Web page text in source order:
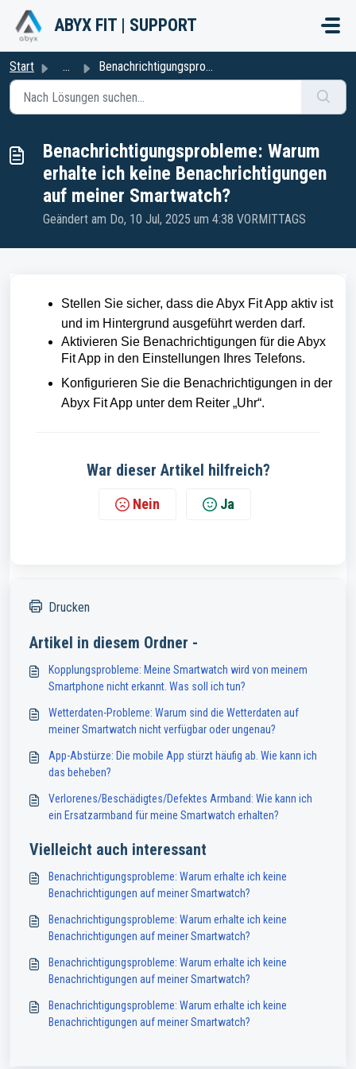
Zum hauptsächlichen Inhalt gehen
ABYX FIT | SUPPORT
Start ... Benachrichtigungsprobleme: Warum erhalte ich keine Benach...
Benachrichtigungsprobleme: Warum
erhalte ich keine Benachrichtigungen
auf meiner Smartwatch?
Geändert am Do, 10 Jul, 2025 um 4:38 VORMITTAGS
Stellen Sie sicher, dass die Abyx Fit App aktiv ist
und im Hintergrund ausgeführt werden darf.
Aktivieren Sie Benachrichtigungen für die Abyx
Fit App in den Einstellungen Ihres Telefons.
Konfigurieren Sie die Benachrichtigungen in der
Abyx Fit App unter dem Reiter „Uhr“.
War dieser Artikel hilfreich?
Nein Ja
Drucken
Artikel in diesem Ordner -
Kopplungsprobleme: Meine Smartwatch wird von meinem
Smartphone nicht erkannt. Was soll ich tun?
Wetterdaten-Probleme: Warum sind die Wetterdaten auf
meiner Smartwatch nicht verfügbar oder ungenau?
App-Abstürze: Die mobile App stürzt häufig ab. Wie kann ich
das beheben?
Verlorenes/Beschädigtes/Defektes Armband: Wie kann ich
ein Ersatzarmband für meine Smartwatch erhalten?
Vielleicht auch interessant
Benachrichtigungsprobleme: Warum erhalte ich keine
Benachrichtigungen auf meiner Smartwatch?
Benachrichtigungsprobleme: Warum erhalte ich keine
Benachrichtigungen auf meiner Smartwatch?
Benachrichtigungsprobleme: Warum erhalte ich keine
Benachrichtigungen auf meiner Smartwatch?
Benachrichtigungsprobleme: Warum erhalte ich keine
Benachrichtigungen auf meiner Smartwatch?